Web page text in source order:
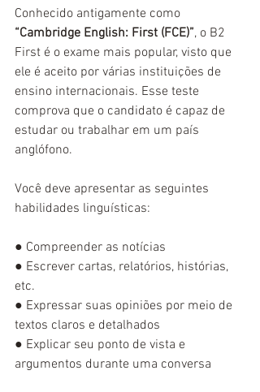
Conhecido antigamente como
“Cambridge English: First (FCE)”, o B2
First é o exame mais popular, visto que
ele é aceito por várias instituições de
ensino internacionais. Esse teste
comprova que o candidato é capaz de
estudar ou trabalhar em um país
anglófono.
Você deve apresentar as seguintes
habilidades linguísticas:
● Compreender as notícias
● Escrever cartas, relatórios, histórias,
etc.
● Expressar suas opiniões por meio de
textos claros e detalhados
● Explicar seu ponto de vista e
argumentos durante uma conversa